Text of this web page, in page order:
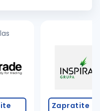
Zapratite